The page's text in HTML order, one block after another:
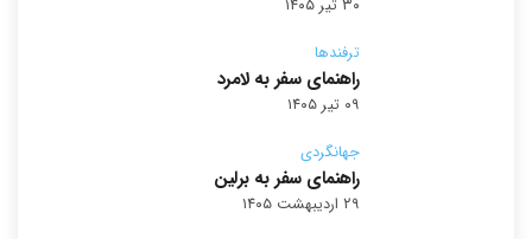
۳۰ تیر ۱۴۰۵
ترفندها
راهنمای سفر به لامرد
۰۹ تیر ۱۴۰۵
جهانگردی
راهنمای سفر به برلین
۲۹ اردیبهشت ۱۴۰۵